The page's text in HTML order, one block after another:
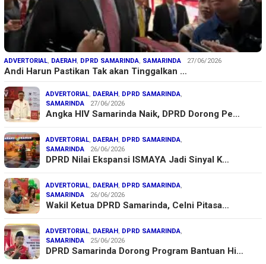
ADVERTORIAL, DAERAH, DPRD SAMARINDA, SAMARINDA 27/06/2026
Andi Harun Pastikan Tak akan Tinggalkan …
ADVERTORIAL, DAERAH, DPRD SAMARINDA,
SAMARINDA
27/06/2026
Angka HIV Samarinda Naik, DPRD Dorong Pe…
ADVERTORIAL, DAERAH, DPRD SAMARINDA,
SAMARINDA
26/06/2026
DPRD Nilai Ekspansi ISMAYA Jadi Sinyal K…
ADVERTORIAL, DAERAH, DPRD SAMARINDA,
SAMARINDA
26/06/2026
Wakil Ketua DPRD Samarinda, Celni Pitasa…
ADVERTORIAL, DAERAH, DPRD SAMARINDA,
SAMARINDA
25/06/2026
DPRD Samarinda Dorong Program Bantuan Hi…